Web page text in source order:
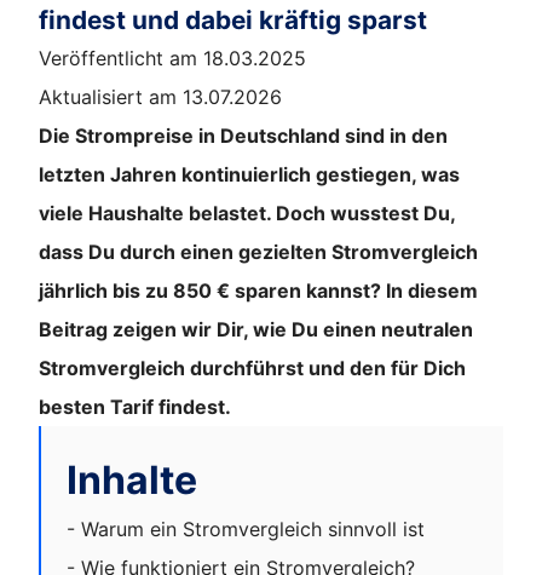
findest und dabei kräftig sparst
Veröffentlicht am 18.03.2025
Aktualisiert am 13.07.2026
Die Strompreise in Deutschland sind in den
letzten Jahren kontinuierlich gestiegen, was
viele Haushalte belastet. Doch wusstest Du,
dass Du durch einen gezielten Stromvergleich
jährlich bis zu 850 € sparen kannst? In diesem
Beitrag zeigen wir Dir, wie Du einen neutralen
Stromvergleich durchführst und den für Dich
besten Tarif findest.
Inhalte
- Warum ein Stromvergleich sinnvoll ist
- Wie funktioniert ein Stromvergleich?